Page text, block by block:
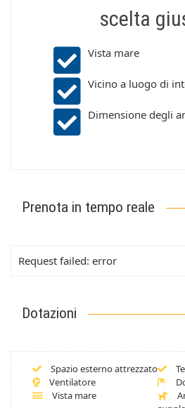
scelta
Vista mare
Vicino a luogo di
Dimensione degli
Prenota in tempo reale
Request failed: error
Dotazioni
Spazio esterno attrezzato
Ventilatore
Vista mare